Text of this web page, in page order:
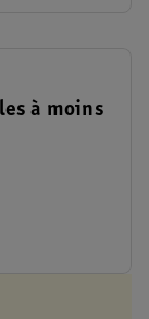
à moins